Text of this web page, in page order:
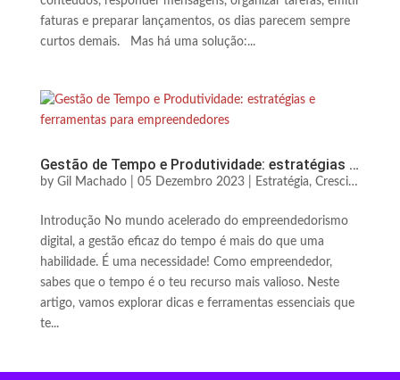
faturas e preparar lançamentos, os dias parecem sempre
curtos demais. Mas há uma solução:...
Gestão de Tempo e Produtividade: estratégias e ferramentas para empreendedores
by Gil Machado| 05 Dezembro 2023| Estratégia, Crescimento & Decisão
Introdução No mundo acelerado do empreendedorismo
digital, a gestão eficaz do tempo é mais do que uma
habilidade. É uma necessidade! Como empreendedor,
sabes que o tempo é o teu recurso mais valioso. Neste
artigo, vamos explorar dicas e ferramentas essenciais que
te...